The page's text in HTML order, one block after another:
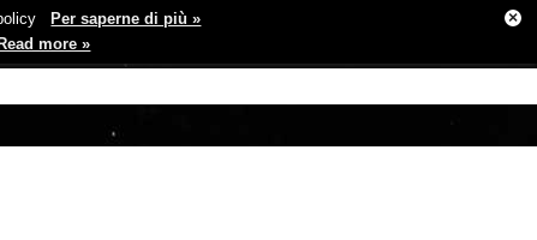
Per saperne di più »
Read more »
×